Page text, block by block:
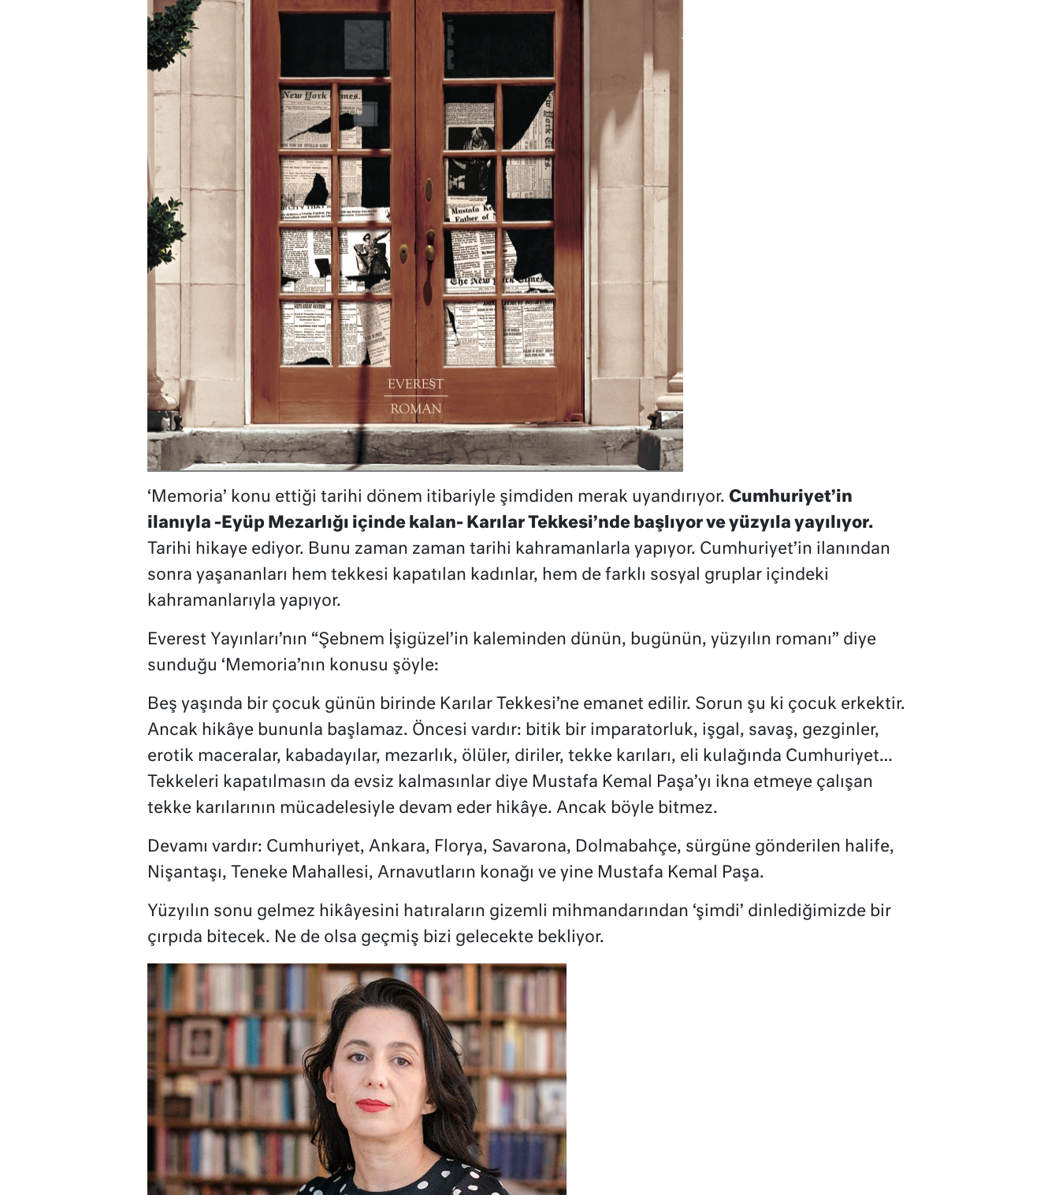
‘Memoria’ konu ettiği tarihi dönem itibariyle şimdiden merak uyandırıyor. Cumhuriyet’in
ilanıyla -Eyüp Mezarlığı içinde kalan- Karılar Tekkesi’nde başlıyor ve yüzyıla yayılıyor.
Tarihi hikaye ediyor. Bunu zaman zaman tarihi kahramanlarla yapıyor. Cumhuriyet’in ilanından
sonra yaşananları hem tekkesi kapatılan kadınlar, hem de farklı sosyal gruplar içindeki
kahramanlarıyla yapıyor.
Everest Yayınları’nın “Şebnem İşigüzel’in kaleminden dünün, bugünün, yüzyılın romanı” diye
sunduğu ‘Memoria’nın konusu şöyle:
Beş yaşında bir çocuk günün birinde Karılar Tekkesi’ne emanet edilir. Sorun şu ki çocuk erkektir.
Ancak hikâye bununla başlamaz. Öncesi vardır: bitik bir imparatorluk, işgal, savaş, gezginler,
erotik maceralar, kabadayılar, mezarlık, ölüler, diriler, tekke karıları, eli kulağında Cumhuriyet…
Tekkeleri kapatılmasın da evsiz kalmasınlar diye Mustafa Kemal Paşa’yı ikna etmeye çalışan
tekke karılarının mücadelesiyle devam eder hikâye. Ancak böyle bitmez.
Devamı vardır: Cumhuriyet, Ankara, Florya, Savarona, Dolmabahçe, sürgüne gönderilen halife,
Nişantaşı, Teneke Mahallesi, Arnavutların konağı ve yine Mustafa Kemal Paşa.
Yüzyılın sonu gelmez hikâyesini hatıraların gizemli mihmandarından ‘şimdi’ dinlediğimizde bir
çırpıda bitecek. Ne de olsa geçmiş bizi gelecekte bekliyor.